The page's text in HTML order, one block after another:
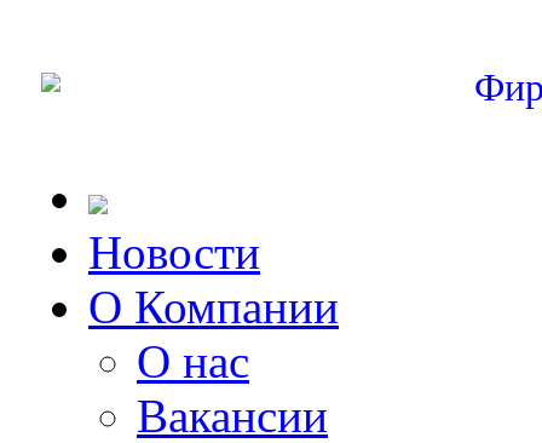
Новости
О Компании
О нас
Вакансии